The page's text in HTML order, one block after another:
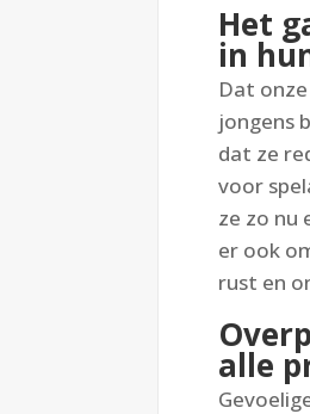
Het
in
Dat
jongens
dat ze
voor
ze zo nu
er ook
rust en
alle